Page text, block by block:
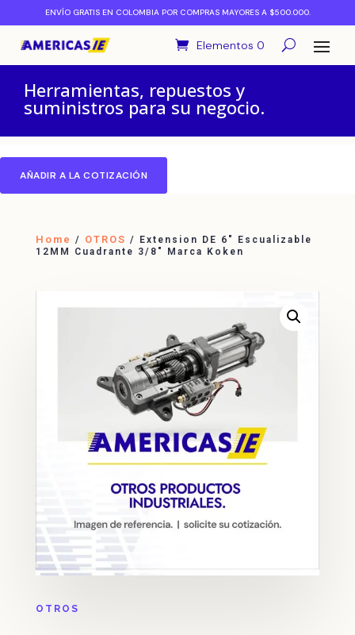
ENVÍO GRATIS EN COLOMBIA POR COMPRAS MAYORES A $500.000.
Elementos 0
Herramientas, repuestos y
suministros para su negocio.
AÑADIR A LA COTIZACIÓN
Home / OTROS / Extension DE 6″ Escualizable
12MM Cuadrante 3/8″ Marca Koken
OTROS